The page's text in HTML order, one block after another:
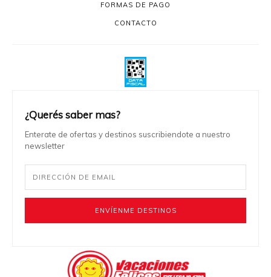
FORMAS DE PAGO
CONTACTO
¿Querés saber mas?
Enterate de ofertas y destinos suscribiendote a nuestro
newsletter
ENVÍENME DESTINOS